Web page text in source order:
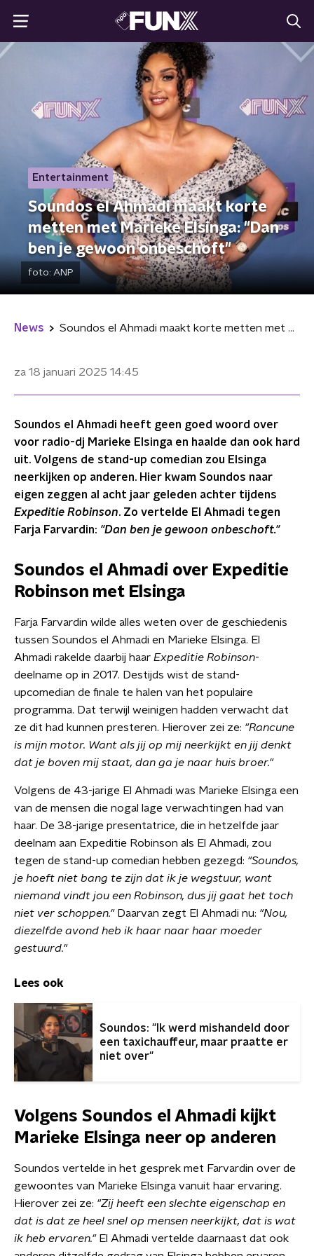
Entertainment
Soundos el Ahmadi maakt korte
metten met Marieke Elsinga: "Dan
ben je gewoon onbeschoft"
foto: ANP
News Soundos el Ahmadi maakt korte metten met Marieke Elsinga: "Dan ben je gewoon onbeschoft"
za 18 januari 2025 14:45
Soundos el Ahmadi heeft geen goed woord over
voor radio-dj Marieke Elsinga en haalde dan ook hard
uit. Volgens de stand-up comedian zou Elsinga
neerkijken op anderen. Hier kwam Soundos naar
eigen zeggen al acht jaar geleden achter tijdens
Expeditie Robinson. Zo vertelde El Ahmadi tegen
Farja Farvardin: "Dan ben je gewoon onbeschoft."
Soundos el Ahmadi over Expeditie
Robinson met Elsinga
Farja Farvardin wilde alles weten over de geschiedenis
tussen Soundos el Ahmadi en Marieke Elsinga. El
Ahmadi rakelde daarbij haar Expeditie Robinson-
deelname op in 2017. Destijds wist de stand-
upcomedian de finale te halen van het populaire
programma. Dat terwijl weinigen hadden verwacht dat
ze dit had kunnen presteren. Hierover zei ze: "Rancune
is mijn motor. Want als jij op mij neerkijkt en jij denkt
dat je boven mij staat, dan ga je naar huis broer."
Volgens de 43-jarige El Ahmadi was Marieke Elsinga een
van de mensen die nogal lage verwachtingen had van
haar. De 38-jarige presentatrice, die in hetzelfde jaar
deelnam aan Expeditie Robinson als El Ahmadi, zou
tegen de stand-up comedian hebben gezegd: "Soundos,
je hoeft niet bang te zijn dat ik je wegstuur, want
niemand vindt jou een Robinson, dus jij gaat het toch
niet ver schoppen." Daarvan zegt El Ahmadi nu: "Nou,
diezelfde avond heb ik haar naar haar moeder
gestuurd."
Lees ook
Soundos: "Ik werd mishandeld door
een taxichauffeur, maar praatte er
niet over"
Volgens Soundos el Ahmadi kijkt
Marieke Elsinga neer op anderen
Soundos vertelde in het gesprek met Farvardin over de
gewoontes van Marieke Elsinga vanuit haar ervaring.
Hierover zei ze: "Zij heeft een slechte eigenschap en
dat is dat ze heel snel op mensen neerkijkt, dat is wat
ik heb ervaren."El Ahmadi vertelde daarnaast dat ook